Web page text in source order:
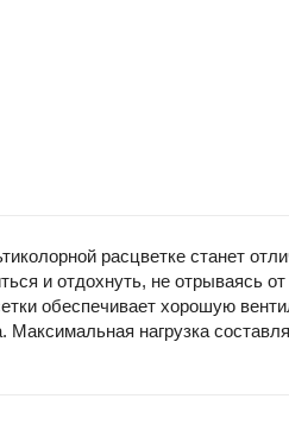
расцветке станет
и отдохнуть, не отрываясь
обеспечивает хорошую
нагрузка